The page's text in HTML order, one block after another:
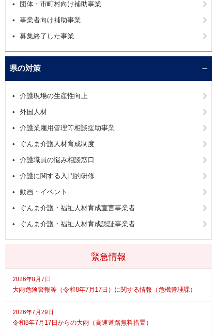
緊急情報
2026年8月7日
大雨危険警報等（令和8年7月17日）に関する情報（危機管理課）
2026年7月29日
令和8年7月17日からの大雨（高速道路無料措置）
団体・市町村向け補助事業
事業者向け補助事業
募集終了した事業
県の対策
介護現場の生産性向上
外国人材
介護業雇用管理等相談援助事業
ぐんま介護人材育成制度
介護職員の悩み相談窓口
介護に関する入門的研修
動画・イベント
ぐんま介護・福祉人材育成宣言事業者
ぐんま介護・福祉人材育成認証事業者